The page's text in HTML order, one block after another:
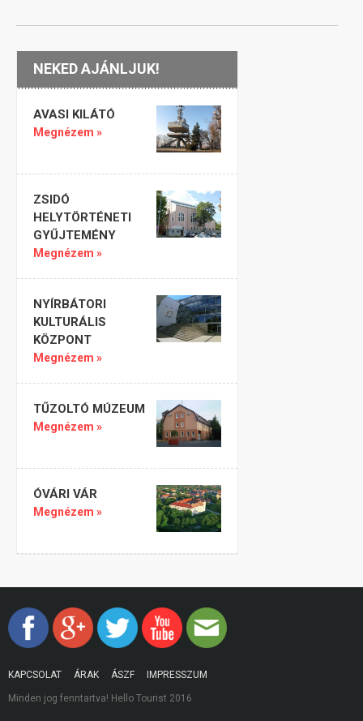
NEKED AJÁNLJUK!
AVASI KILÁTÓ
Megnézem »
ZSIDÓ
HELYTÖRTÉNETI
GYŰJTEMÉNY
Megnézem »
NYÍRBÁTORI
KULTURÁLIS
KÖZPONT
Megnézem »
TŰZOLTÓ MÚZEUM
Megnézem »
ÓVÁRI VÁR
Megnézem »
KAPCSOLAT ÁRAK ÁSZF IMPRESSZUM
Minden jog fenntartva! Hello Tourist 2016